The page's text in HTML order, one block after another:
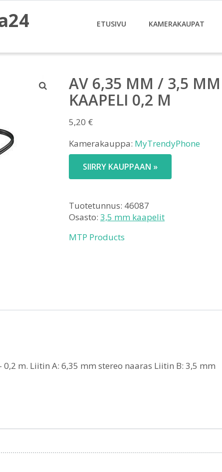
ETUSIVU KAMERAKAUPAT
AV 6,35 MM / 3,5 MM
KAAPELI 0,2 M
5,20 €
Kamerakauppa: MyTrendyPhone
SIIRRY KAUPPAAN »
Tuotetunnus: 46087
Osasto: 3,5 mm kaapelit
MTP Products
m. Liitin A: 6,35 mm stereo naaras Liitin B: 3,5 mm